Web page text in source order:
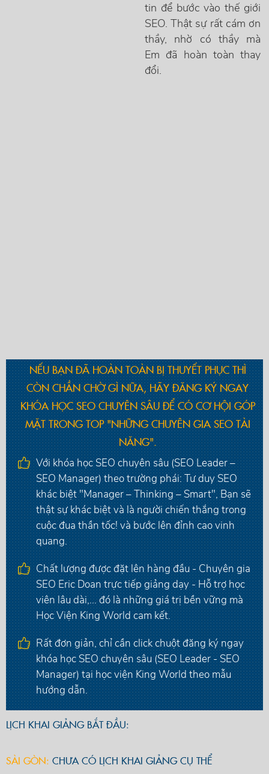
tin để bước vào thế giới
SEO. Thật sự rất cám ơn
thầy, nhờ có thầy mà
Em đã hoàn toàn thay
đổi.
NẾU BẠN ĐÃ HOÀN TOÀN BỊ THUYẾT PHỤC THÌ
CÒN CHẦN CHỜ GÌ NỮA, HÃY ĐĂNG KÝ NGAY
KHÓA HỌC SEO CHUYÊN SÂU ĐỂ CÓ CƠ HỘI GÓP
MẶT TRONG TOP "NHỮNG CHUYÊN GIA SEO TÀI
NĂNG".
Với khóa học SEO chuyên sâu (SEO Leader –
SEO Manager) theo trường phái: Tư duy SEO
khác biệt "Manager – Thinking – Smart", Bạn sẽ
thật sự khác biệt và là người chiến thắng trong
cuộc đua thần tốc! và bước lên đỉnh cao vinh
quang.
Chất lượng được đặt lên hàng đầu - Chuyên gia
SEO Eric Doan trực tiếp giảng dạy - Hỗ trợ học
viên lâu dài,... đó là những giá trị bền vững mà
Học Viện King World cam kết.
Rất đơn giản, chỉ cần click chuột đăng ký ngay
khóa học SEO chuyên sâu (SEO Leader - SEO
Manager) tại học viện King World theo mẫu
hướng dẫn.
LỊCH KHAI GIẢNG BẮT ĐẦU:
SÀI GÒN: CHƯA CÓ LỊCH KHAI GIẢNG CỤ THỂ